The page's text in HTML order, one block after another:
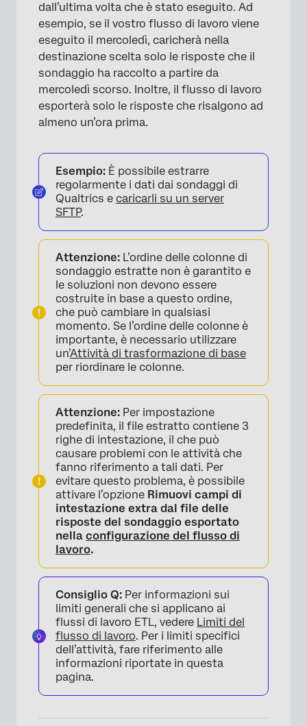
dall’ultima volta che è stato eseguito. Ad
esempio, se il vostro flusso di lavoro viene
eseguito il mercoledì, caricherà nella
destinazione scelta solo le risposte che il
sondaggio ha raccolto a partire da
mercoledì scorso. Inoltre, il flusso di lavoro
esporterà solo le risposte che risalgono ad
almeno un’ora prima.
Esempio: È possibile estrarre
regolarmente i dati dai sondaggi di
Qualtrics e caricarli su un server
SFTP.
Attenzione: L’ordine delle colonne di
sondaggio estratte non è garantito e
le soluzioni non devono essere
costruite in base a questo ordine,
che può cambiare in qualsiasi
momento. Se l’ordine delle colonne è
importante, è necessario utilizzare
un’Attività di trasformazione di base
per riordinare le colonne.
Attenzione: Per impostazione
predefinita, il file estratto contiene 3
righe di intestazione, il che può
causare problemi con le attività che
fanno riferimento a tali dati. Per
evitare questo problema, è possibile
attivare l’opzione Rimuovi campi di
intestazione extra dal file delle
risposte del sondaggio esportato
nella configurazione del flusso di
lavoro.
Consiglio Q: Per informazioni sui
limiti generali che si applicano ai
flussi di lavoro ETL, vedere Limiti del
flusso di lavoro. Per i limiti specifici
dell’attività, fare riferimento alle
informazioni riportate in questa
pagina.